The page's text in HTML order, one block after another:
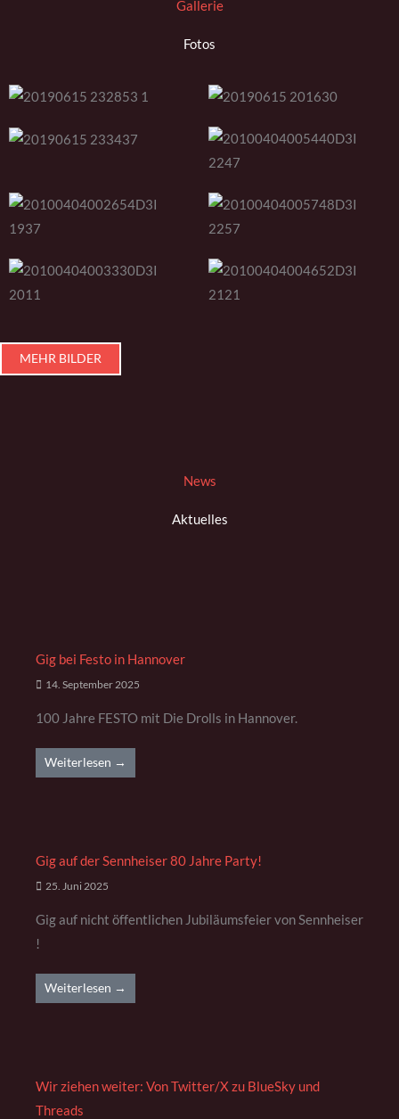
Gallerie
Fotos
MEHR BILDER
News
Aktuelles
Gig bei Festo in Hannover
14. September 2025
100 Jahre FESTO mit Die Drolls in Hannover.
Weiterlesen →
Gig auf der Sennheiser 80 Jahre Party!
25. Juni 2025
Gig auf nicht öffentlichen Jubiläumsfeier von Sennheiser
!
Weiterlesen →
Wir ziehen weiter: Von Twitter/X zu BlueSky und
Threads